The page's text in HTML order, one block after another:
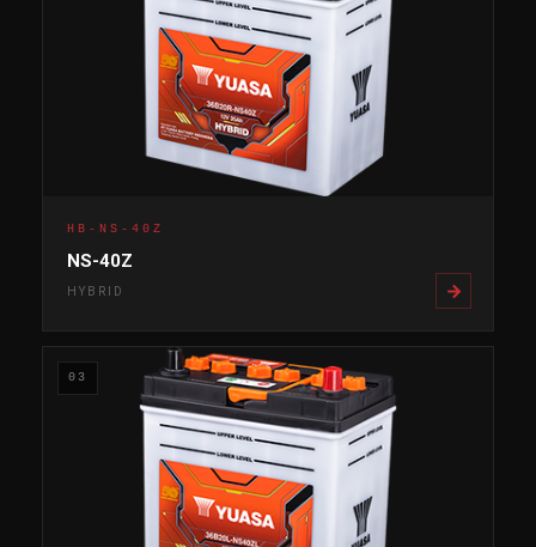
HB-NS-40Z
NS-40Z
HYBRID
03